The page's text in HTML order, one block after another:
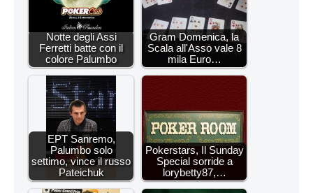
Notte degli Assi
Ferretti batte con il
colore Palumbo
Gram Domenica, la
Scala all'Asso vale 8
mila Euro…
EPT Sanremo,
Palumbo solo
settimo, vince il russo
Pateichuk
Pokerstars, Il Sunday
Special sorride a
lorybetty87,…